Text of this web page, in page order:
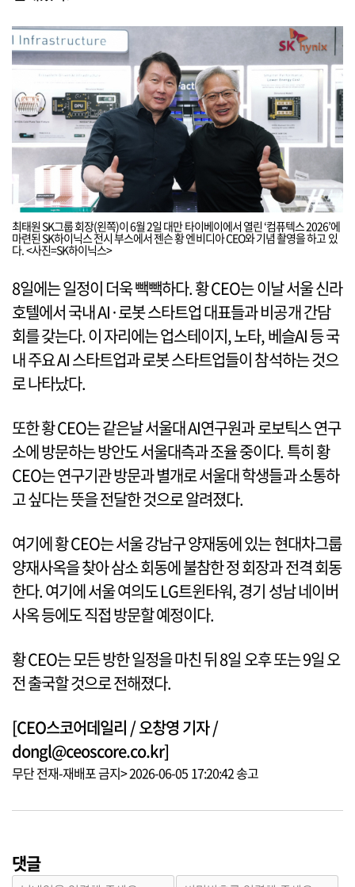
최태원 SK그룹 회장(왼쪽)이 6월 2일 대만 타이베이에서 열린 ‘컴퓨텍스 2026’에
마련된 SK하이닉스 전시 부스에서 젠슨 황 엔비디아 CEO와 기념 촬영을 하고 있
다. <사진=SK하이닉스>
8일에는 일정이 더욱 빽빽하다. 황 CEO는 이날 서울 신라
호텔에서 국내 AI·로봇 스타트업 대표들과 비공개 간담
회를 갖는다. 이 자리에는 업스테이지, 노타, 베슬AI 등 국
내 주요 AI 스타트업과 로봇 스타트업들이 참석하는 것으
로 나타났다.
또한 황 CEO는 같은날 서울대 AI연구원과 로보틱스 연구
소에 방문하는 방안도 서울대측과 조율 중이다. 특히 황
CEO는 연구기관 방문과 별개로 서울대 학생들과 소통하
고 싶다는 뜻을 전달한 것으로 알려졌다.
여기에 황 CEO는 서울 강남구 양재동에 있는 현대차그룹
양재사옥을 찾아 삼소 회동에 불참한 정 회장과 전격 회동
한다. 여기에 서울 여의도 LG트윈타워, 경기 성남 네이버
사옥 등에도 직접 방문할 예정이다.
황 CEO는 모든 방한 일정을 마친 뒤 8일 오후 또는 9일 오
전 출국할 것으로 전해졌다.
[CEO스코어데일리 / 오창영 기자 /
dongl@ceoscore.co.kr]
무단 전재-재배포 금지> 2026-06-05 17:20:42 송고
댓글